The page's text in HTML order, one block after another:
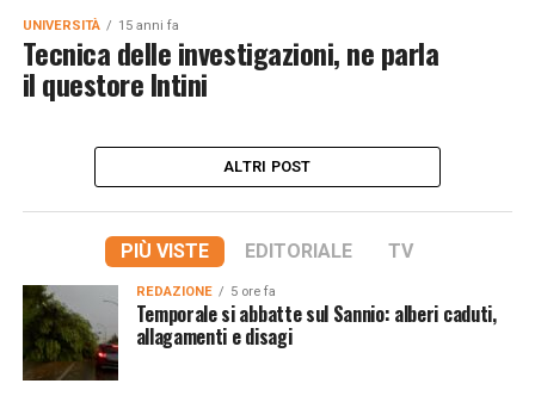
UNIVERSITÀ 15 anni fa
Tecnica delle investigazioni, ne parla
il questore Intini
ALTRI POST
PIÙ VISTE EDITORIALE TV
REDAZIONE 5 ore fa
Temporale si abbatte sul Sannio: alberi caduti,
allagamenti e disagi